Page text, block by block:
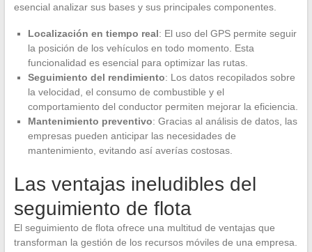
esencial analizar sus bases y sus principales componentes.
Localización en tiempo real: El uso del GPS permite seguir
la posición de los vehículos en todo momento. Esta
funcionalidad es esencial para optimizar las rutas.
Seguimiento del rendimiento: Los datos recopilados sobre
la velocidad, el consumo de combustible y el
comportamiento del conductor permiten mejorar la eficiencia.
Mantenimiento preventivo: Gracias al análisis de datos, las
empresas pueden anticipar las necesidades de
mantenimiento, evitando así averías costosas.
Las ventajas ineludibles del
seguimiento de flota
El seguimiento de flota ofrece una multitud de ventajas que
transforman la gestión de los recursos móviles de una empresa.